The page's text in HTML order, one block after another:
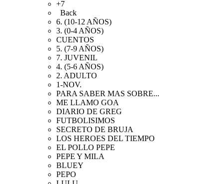
+7
Back
6. (10-12 AÑOS)
3. (0-4 AÑOS)
CUENTOS
5. (7-9 AÑOS)
7. JUVENIL
4. (5-6 AÑOS)
2. ADULTO
1-NOV.
PARA SABER MAS SOBRE...
ME LLAMO GOA
DIARIO DE GREG
FUTBOLISIMOS
SECRETO DE BRUJA
LOS HEROES DEL TIEMPO
EL POLLO PEPE
PEPE Y MILA
BLUEY
PEPO